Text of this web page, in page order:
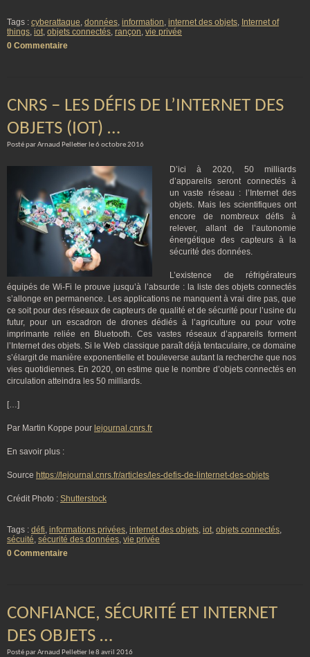
Tags : cyberattaque, données, information, internet des objets, Internet of
things, iot, objets connectés, rançon, vie privée
0 Commentaire
CNRS – LES DÉFIS DE L’INTERNET DES
OBJETS (IOT) …
Posté par Arnaud Pelletier le 6 octobre 2016
D’ici à 2020, 50 milliards
d’appareils seront connectés à
un vaste réseau : l’Internet des
objets. Mais les scientifiques ont
encore de nombreux défis à
relever, allant de l’autonomie
énergétique des capteurs à la
sécurité des données.
L’existence de réfrigérateurs
équipés de Wi-Fi le prouve jusqu’à l’absurde : la liste des objets connectés
s’allonge en permanence. Les applications ne manquent à vrai dire pas, que
ce soit pour des réseaux de capteurs de qualité et de sécurité pour l’usine du
futur, pour un escadron de drones dédiés à l’agriculture ou pour votre
imprimante reliée en Bluetooth. Ces vastes réseaux d’appareils forment
l’Internet des objets. Si le Web classique paraît déjà tentaculaire, ce domaine
s’élargit de manière exponentielle et bouleverse autant la recherche que nos
vies quotidiennes. En 2020, on estime que le nombre d’objets connectés en
circulation atteindra les 50 milliards.
[…]
Par Martin Koppe pour lejournal.cnrs.fr
En savoir plus :
Source https://lejournal.cnrs.fr/articles/les-defis-de-linternet-des-objets
Crédit Photo : Shutterstock
Tags : défi, informations privées, internet des objets, iot, objets connectés,
sécuité, sécurité des données, vie privée
0 Commentaire
CONFIANCE, SÉCURITÉ ET INTERNET
DES OBJETS …
Posté par Arnaud Pelletier le 8 avril 2016